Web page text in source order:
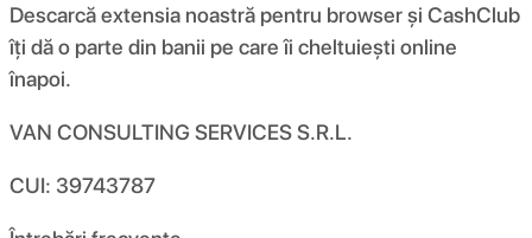
Descarcă extensia noastră pentru browser și CashClub
îți dă o parte din banii pe care îi cheltuiești online
înapoi.
VAN CONSULTING SERVICES S.R.L.
CUI: 39743787